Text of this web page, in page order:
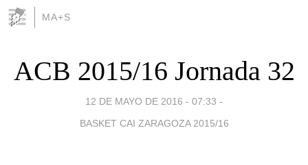
MA+S
ACB 2015/16 Jornada 32
12 DE MAYO DE 2016 - 07:33 -
BASKET CAI ZARAGOZA 2015/16